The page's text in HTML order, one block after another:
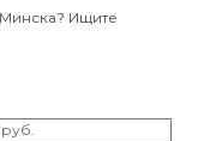
Минска? Ищите